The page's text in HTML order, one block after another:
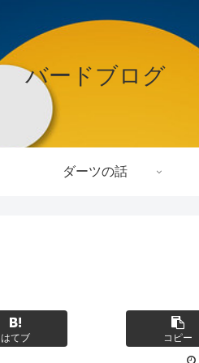
バードブログ
ダーツの話
はてブ コピー